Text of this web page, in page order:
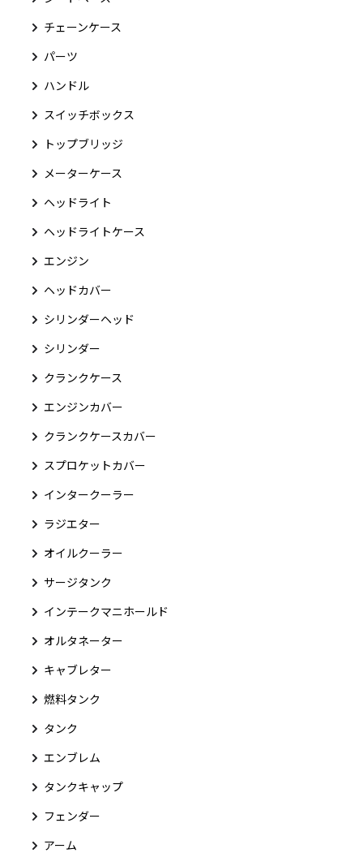
チェーンケース
パーツ
ハンドル
スイッチボックス
トップブリッジ
メーターケース
ヘッドライト
ヘッドライトケース
エンジン
ヘッドカバー
シリンダーヘッド
シリンダー
クランクケース
エンジンカバー
クランクケースカバー
スプロケットカバー
インタークーラー
ラジエター
オイルクーラー
サージタンク
インテークマニホールド
オルタネーター
キャブレター
燃料タンク
タンク
エンブレム
タンクキャップ
フェンダー
アーム